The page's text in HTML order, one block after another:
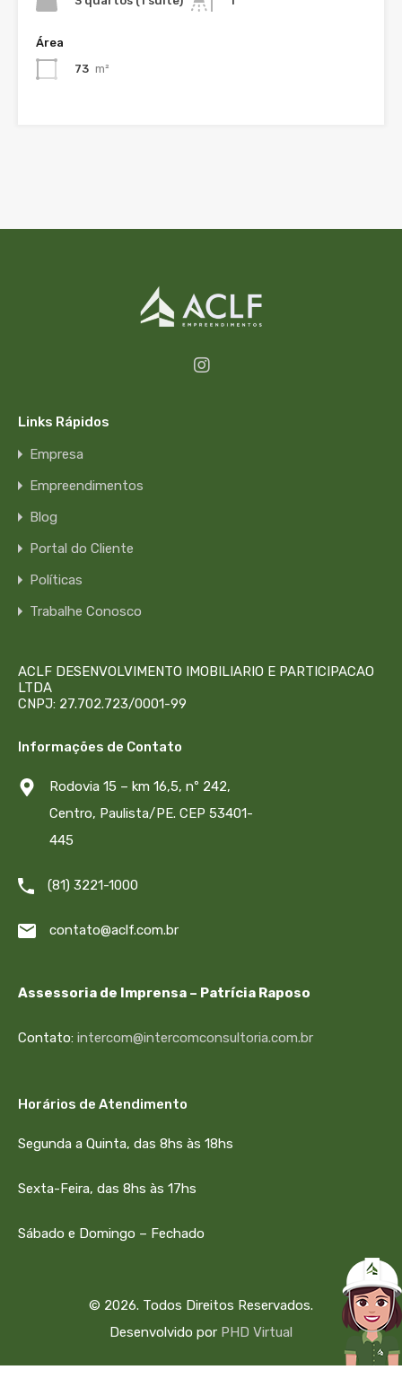
Área
73 m²
Links Rápidos
Empresa
Empreendimentos
Blog
Portal do Cliente
Políticas
Trabalhe Conosco
ACLF DESENVOLVIMENTO IMOBILIARIO E PARTICIPACAO
LTDA
CNPJ: 27.702.723/0001-99
Informações de Contato
Rodovia 15 – km 16,5, nº 242,
Centro, Paulista/PE. CEP 53401-
445
(81) 3221-1000
contato@aclf.com.br
Assessoria de Imprensa – Patrícia Raposo
Contato: intercom@intercomconsultoria.com.br
Horários de Atendimento
Segunda a Quinta, das 8hs às 18hs
Sexta-Feira, das 8hs às 17hs
Sábado e Domingo – Fechado
© 2026. Todos Direitos Reservados.
Desenvolvido por PHD Virtual